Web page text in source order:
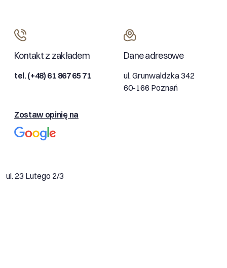
Kontakt z zakładem
tel. (+48) 61 867 65 71
Dane adresowe
ul. Grunwaldzka 342
60-166 Poznań
Zostaw opinię na
ul. 23 Lutego 2/3